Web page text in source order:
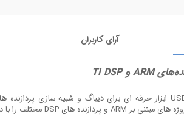
آرای کاربران